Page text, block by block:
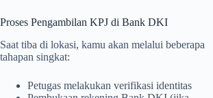
Proses Pengambilan KPJ di Bank DKI
Saat tiba di lokasi, kamu akan melalui beberapa
tahapan singkat:
Petugas melakukan verifikasi identitas